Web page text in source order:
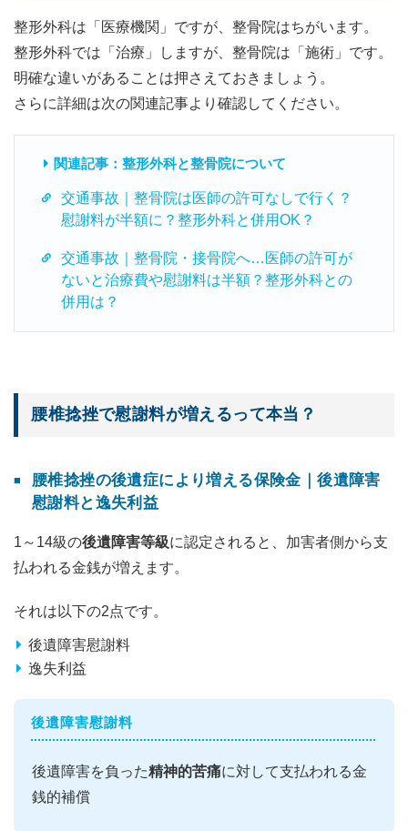
整形外科は「医療機関」ですが、整骨院はちがいます。
整形外科では「治療」しますが、整骨院は「施術」です。
明確な違いがあることは押さえておきましょう。
さらに詳細は次の関連記事より確認してください。
関連記事：整形外科と整骨院について
交通事故｜整骨院は医師の許可なしで行く？
慰謝料が半額に？整形外科と併用OK？
交通事故｜整骨院・接骨院へ…医師の許可が
ないと治療費や慰謝料は半額？整形外科との
併用は？
腰椎捻挫で慰謝料が増えるって本当？
腰椎捻挫の後遺症により増える保険金｜後遺障害
慰謝料と逸失利益
1～14級の後遺障害等級に認定されると、加害者側から支
払われる金銭が増えます。
それは以下の2点です。
後遺障害慰謝料
逸失利益
後遺障害慰謝料
後遺障害を負った精神的苦痛に対して支払われる金
銭的補償